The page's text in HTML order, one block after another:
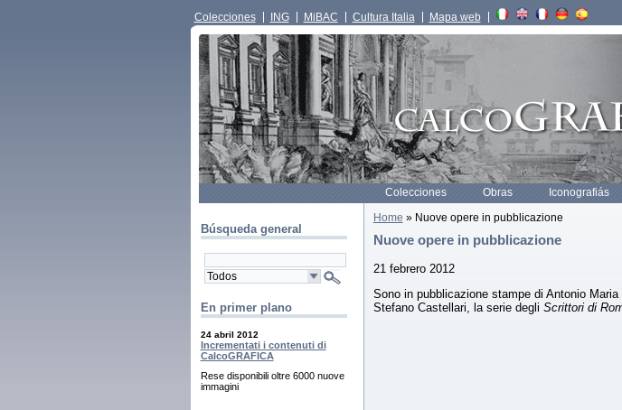
Colecciones ING MiBAC Cultura Italia Mapa web
Colecciones Obras Iconografiás
Búsqueda general
En primer plano
24 abril 2012
Incrementati i contenuti di
CalcoGRAFICA
Rese disponibili oltre 6000 nuove
immagini
Home » Nuove opere in pubblicazione
Nuove opere in pubblicazione
21 febrero 2012
Sono in pubblicazione stampe di Antonio
Stefano Castellari, la serie degli Scrittori di